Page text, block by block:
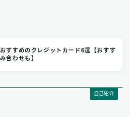
すすめのクレジットカード6選【おすす
合わせも】
自己紹介